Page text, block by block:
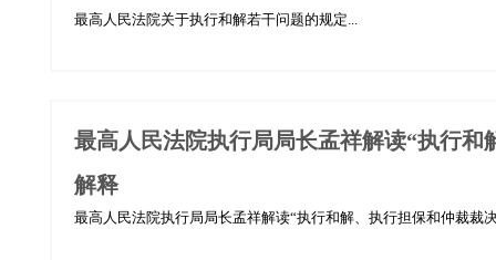
最高人民法院关于执行和解若干问题的规定...
最高人民法院执行局局长孟祥解读“执行
解释
最高人民法院执行局局长孟祥解读“执行和解、执行担保和仲裁裁